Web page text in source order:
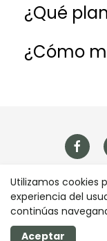
¿Qué
¿Cómo
Utilizamos cookies
experiencia del
continúas
Aceptar